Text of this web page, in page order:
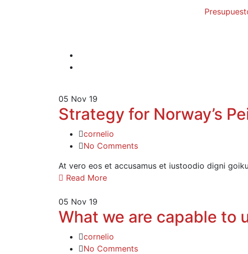
05 Nov 19
Strategy for Norway’s
cornelio
No Comments
At vero eos et accusamus et iustoodio digni
Read More
05 Nov 19
What we are capable to
cornelio
No Comments